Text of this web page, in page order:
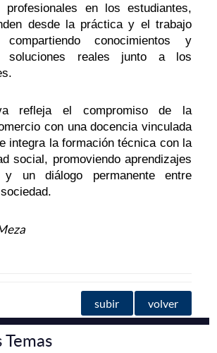
profesionales en los estudiantes,
desde la práctica y el trabajo
compartiendo conocimientos y
soluciones reales junto a los
refleja el compromiso de la
con una docencia vinculada
integra la formación técnica con la
social, promoviendo aprendizajes
y un diálogo permanente entre
subir volver